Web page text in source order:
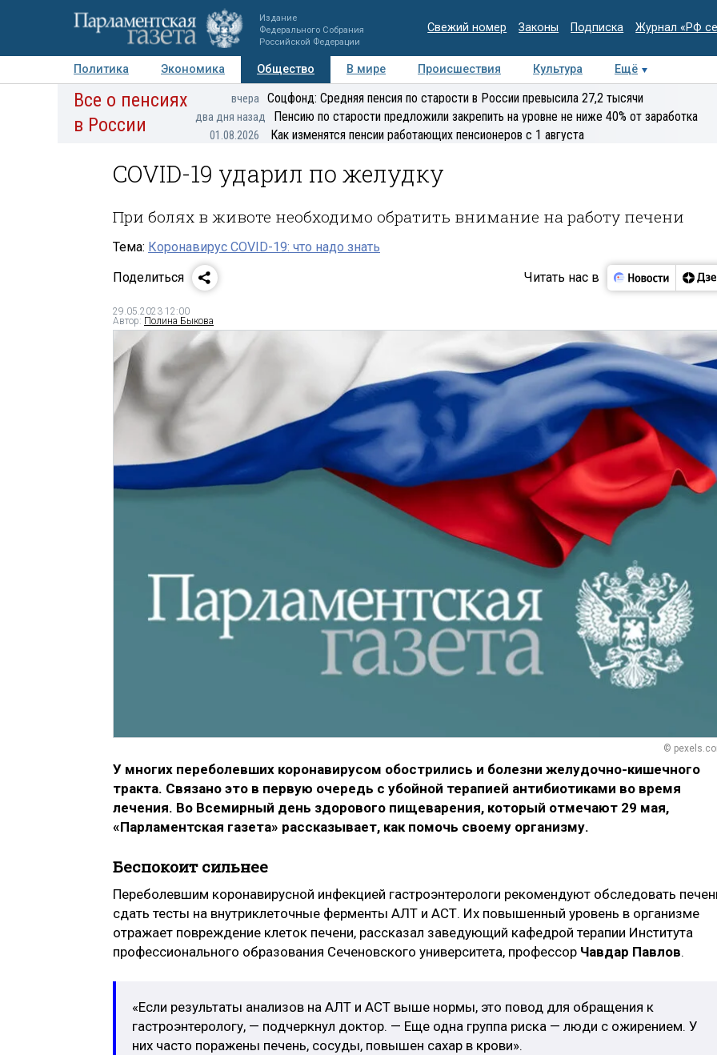
Издание
Федерального Собрания
Российской Федерации
Свежий номер Законы Подписка Журнал «РФ
Политика Экономика Общество В мире Происшествия Культура
Ещё
Авторы Персоны Мнения Регионы Медиацентр Интервью Колумнисты
Все о пенсиях
в России
вчера Соцфонд: Средняя пенсия по старости в России превысила 27,2 тысячи
два дня назад Пенсию по старости предложили закрепить на уровне не ниже 40% от заработка
01.08.2026 Как изменятся пенсии работающих пенсионеров с 1 августа
COVID-19 ударил по желудку
При болях в животе необходимо обратить внимание на работу печени
Тема: Коронавирус COVID-19: что надо знать
Поделиться
Читать нас в
29.05.2023 12:00
Автор: Полина Быкова
©
У многих переболевших коронавирусом обострились и болезни желудочно-кишечного
тракта. Связано это в первую очередь с убойной терапией антибиотиками во время
лечения. Во Всемирный день здорового пищеварения, который отмечают 29 мая,
«Парламентская газета» рассказывает, как помочь своему организму.
Беспокоит сильнее
Переболевшим коронавирусной инфекцией гастроэнтерологи рекомендуют обследовать
сдать тесты на внутриклеточные ферменты АЛТ и АСТ. Их повышенный уровень в организме
отражает повреждение клеток печени, рассказал заведующий кафедрой терапии Института
профессионального образования Сеченовского университета, профессор Чавдар Павлов.
«Если результаты анализов на АЛТ и АСТ выше нормы, это повод для обращения к
гастроэнтерологу, — подчеркнул доктор. — Еще одна группа риска — люди с ожирением. У
них часто поражены печень, сосуды, повышен сахар в крови».